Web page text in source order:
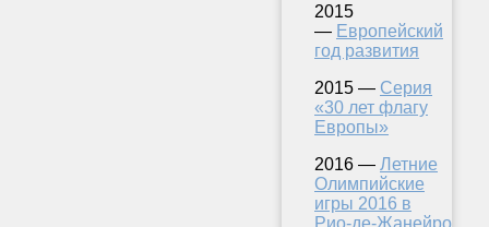
2015
— Европейский
год развития
2015 — Серия
«30 лет флагу
Европы»
2016 — Летние
Олимпийские
игры 2016 в
Рио-де-Жанейро